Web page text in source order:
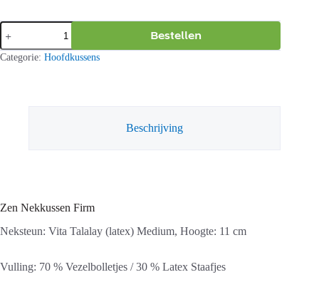
Zen
Nekkussen
Firm
aantal
Bestellen
Categorie: Hoofdkussens
Beschrijving
Zen Nekkussen Firm
Neksteun: Vita Talalay (latex) Medium, Hoogte: 11 cm
Vulling: 70 % Vezelbolletjes / 30 % Latex Staafjes